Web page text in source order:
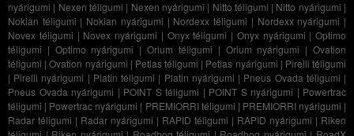
nyárigumi | Nexen téligumi | Nexen nyárigumi | Nitto téligumi | Nitto nyárigumi |
Nokian téligumi | Nokian nyárigumi | Nordexx téligumi | Nordexx nyárigumi |
Novex téligumi | Novex nyárigumi | Onyx téligumi | Onyx nyárigumi | Optimo
téligumi | Optimo nyárigumi |Orium téligumi | Orium nyárigumi |Ovation
téligumi |Ovation nyárigumi | Petlas téligumi | Petlas nyárigumi | Pirelli téligumi
| Pirelli nyárigumi | Platin téligumi | Platin nyárigumi | Pneus Ovada téligumi |
Pneus Ovada nyárigumi | POINT S téligumi | POINT S nyárigumi | Powertrac
téligumi | Powertrac nyárigumi | PREMIORRI téligumi | PREMIORRI nyárigumi |
Radar téligumi | Radar nyárigumi | RAPID téligumi | RAPID nyárigumi | Riken